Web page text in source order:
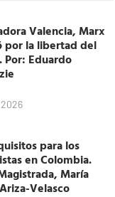
Valencia, Marx
por la libertad del
Por: Eduardo
para los
en Colombia.
María
Velasco